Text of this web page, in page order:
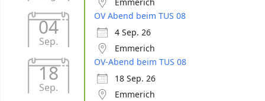
Emmerich
04
Sep.
OV Abend beim TUS 08
4 Sep. 26
Emmerich
18
Sep.
OV-Abend beim TUS 08
18 Sep. 26
Emmerich